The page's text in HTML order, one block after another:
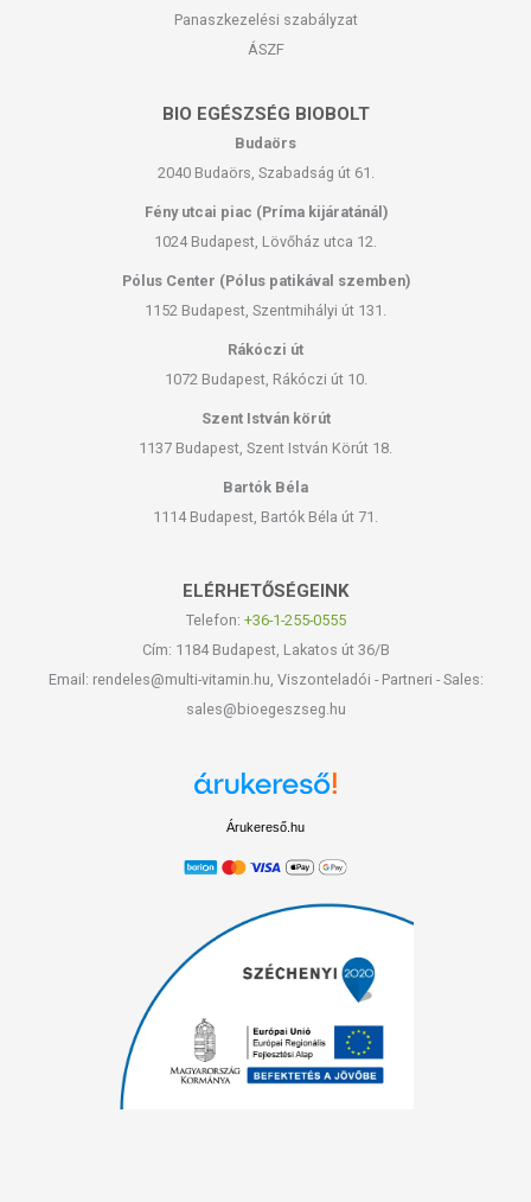
Panaszkezelési szabályzat
ÁSZF
BIO EGÉSZSÉG BIOBOLT
Budaörs
2040 Budaörs, Szabadság út 61.
Fény utcai piac (Príma kijáratánál)
1024 Budapest, Lövőház utca 12.
Pólus Center (Pólus patikával szemben)
1152 Budapest, Szentmihályi út 131.
Rákóczi út
1072 Budapest, Rákóczi út 10.
Szent István körút
1137 Budapest, Szent István Körút 18.
Bartók Béla
1114 Budapest, Bartók Béla út 71.
ELÉRHETŐSÉGEINK
Telefon: +36-1-255-0555
Cím: 1184 Budapest, Lakatos út 36/B
Email: rendeles@multi-vitamin.hu, Viszonteladói - Partneri - Sales:
sales@bioegeszseg.hu
Árukereső.hu